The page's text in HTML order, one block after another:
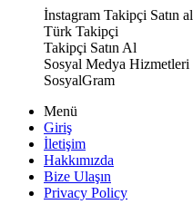
İnstagram Takipçi Satın al
Türk Takipçi
Takipçi Satın Al
Sosyal Medya Hizmetleri
SosyalGram
Menü
Giriş
İletişim
Hakkımızda
Bize Ulaşın
Privacy Policy